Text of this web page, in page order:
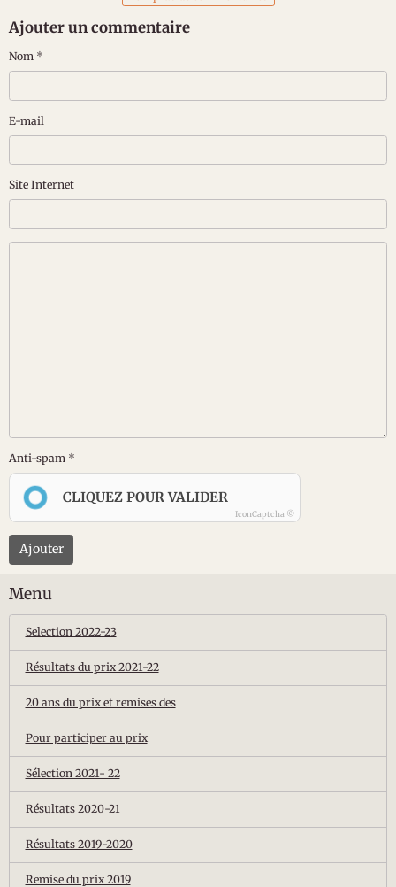
Ajouter un commentaire
Nom
E-mail
Site Internet
Anti-spam
CLIQUEZ POUR VALIDER
IconCaptcha ©
Ajouter
Menu
Selection 2022-23
Résultats du prix 2021-22
20 ans du prix et remises des
Pour participer au prix
Sélection 2021- 22
Résultats 2020-21
Résultats 2019-2020
Remise du prix 2019